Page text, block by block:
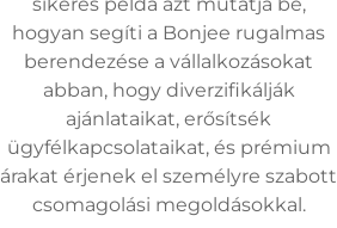
hogyan segíti a Bonjee rugalmas
berendezése a vállalkozásokat
abban, hogy diverzifikálják
ajánlataikat, erősítsék
ügyfélkapcsolataikat, és prémium
árakat érjenek el személyre szabott
csomagolási megoldásokkal.